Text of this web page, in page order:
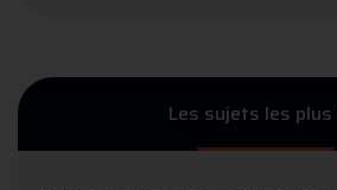
Les sujets les plus